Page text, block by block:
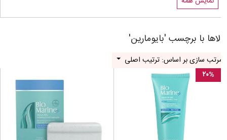
با برچسب 'بایومارین'
سازی بر اساس: ترتیب اصلی
۲۰%